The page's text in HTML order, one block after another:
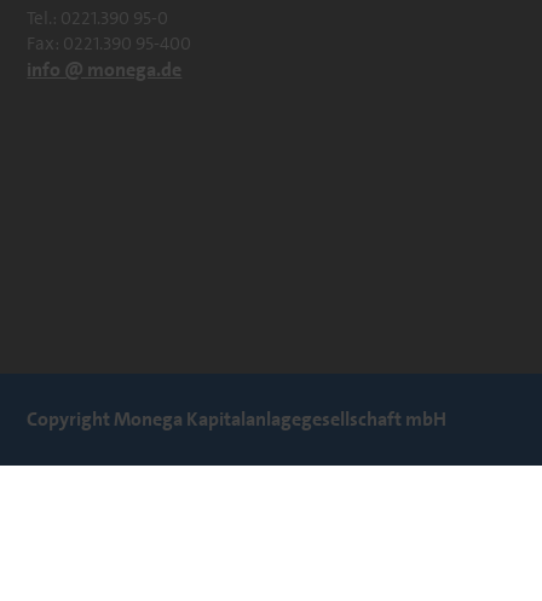
Tel.: 0221.390 95-0
Fax: 0221.390 95-400
info @ monega.de
Copyright Monega Kapitalanlagegesellschaft mbH